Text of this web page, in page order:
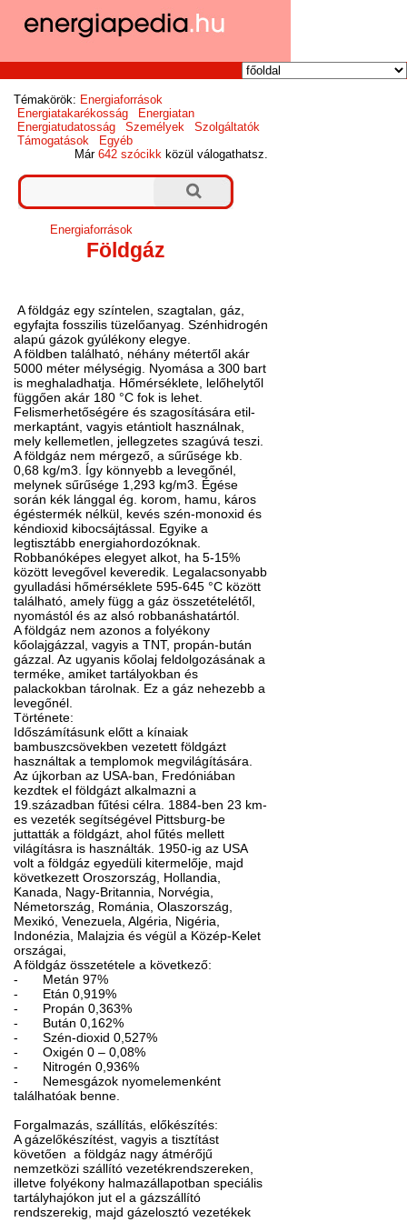
Témakörök: Energiaforrások
Energiatakarékosság
Energiatan
Energiatudatosság
Személyek
Szolgáltatók
Támogatások
Egyéb
Már642 szócikk közül válogathatsz.
Energiaforrások
Földgáz
A földgáz egy színtelen, szagtalan, gáz,
egyfajta fosszilis tüzelőanyag. Szénhidrogén
alapú gázok gyúlékony elegye.
A földben található, néhány métertől akár
5000 méter mélységig. Nyomása a 300 bart
is meghaladhatja. Hőmérséklete, lelőhelytől
függően akár 180 °C fok is lehet.
Felismerhetőségére és szagosítására etil-
merkaptánt, vagyis etántiolt használnak,
mely kellemetlen, jellegzetes szagúvá teszi.
A földgáz nem mérgező, a sűrűsége kb.
0,68 kg/m3. Így könnyebb a levegőnél,
melynek sűrűsége 1,293 kg/m3. Égése
során kék lánggal ég. korom, hamu, káros
égéstermék nélkül, kevés szén-monoxid és
kéndioxid kibocsájtással. Egyike a
legtisztább energiahordozóknak.
Robbanóképes elegyet alkot, ha 5-15%
között levegővel keveredik. Legalacsonyabb
gyulladási hőmérséklete 595-645 °C között
található, amely függ a gáz összetételétől,
nyomástól és az alsó robbanáshatártól.
A földgáz nem azonos a folyékony
kőolajgázzal, vagyis a TNT, propán-bután
gázzal. Az ugyanis kőolaj feldolgozásának a
terméke, amiket tartályokban és
palackokban tárolnak. Ez a gáz nehezebb a
levegőnél.
Története:
Időszámításunk előtt a kínaiak
bambuszcsövekben vezetett földgázt
használtak a templomok megvilágítására.
Az újkorban az USA-ban, Fredóniában
kezdtek el földgázt alkalmazni a
19.században fűtési célra. 1884-ben 23 km-
es vezeték segítségével Pittsburg-be
juttatták a földgázt, ahol fűtés mellett
világításra is használták. 1950-ig az USA
volt a földgáz egyedüli kitermelője, majd
következett Oroszország, Hollandia,
Kanada, Nagy-Britannia, Norvégia,
Németország, Románia, Olaszország,
Mexikó, Venezuela, Algéria, Nigéria,
Indonézia, Malajzia és végül a Közép-Kelet
országai,
A földgáz összetétele a következő:
-
Metán 97%
-
Etán 0,919%
-
Propán 0,363%
-
Bután 0,162%
-
Szén-dioxid 0,527%
-
Oxigén 0 – 0,08%
-
Nitrogén 0,936%
-
Nemesgázok nyomelemenként
találhatóak benne.
Forgalmazás, szállítás, előkészítés:
A gázelőkészítést, vagyis a tisztítást
követően a földgáz nagy átmérőjű
nemzetközi szállító vezetékrendszereken,
illetve folyékony halmazállapotban speciális
tartályhajókon jut el a gázszállító
rendszerekig, majd gázelosztó vezetékek